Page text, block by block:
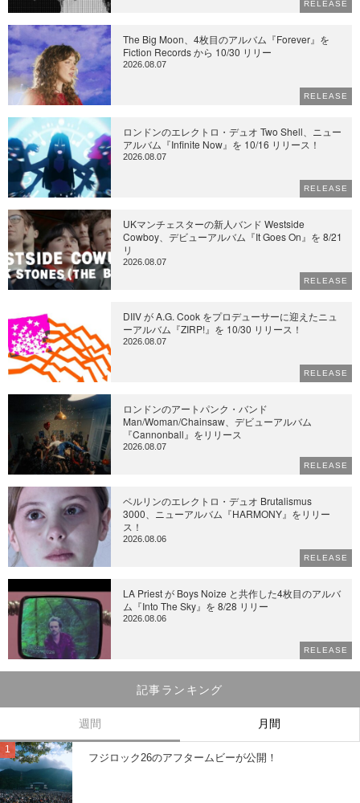
RELEASE
The Big Moon、4枚目のアルバム『Forever』を
Fiction Records から 10/30 リリー
2026.08.07
RELEASE
ロンドンのエレクトロ・デュオ Two Shell、ニュー
アルバム『Infinite Now』を 10/16 リリース！
2026.08.07
RELEASE
UKマンチェスターの新人バンド Westside
Cowboy、デビューアルバム『It Goes On』を 8/21
リ
2026.08.07
RELEASE
DIIV が A.G. Cook をプロデューサーに迎えたニュ
ーアルバム『ZIRP!』を 10/30 リリース！
2026.08.07
RELEASE
ロンドンのアートパンク・バンド
Man/Woman/Chainsaw、デビューアルバム
『Cannonball』をリリース
2026.08.07
RELEASE
ベルリンのエレクトロ・デュオ Brutalismus
3000、ニューアルバム『HARMONY』をリリー
ス！
2026.08.06
RELEASE
LA Priest が Boys Noize と共作した4枚目のアルバ
ム『Into The Sky』を 8/28 リリー
2026.08.06
RELEASE
記事ランキング
週間 月間
フジロック26のアフタームビーが公開！